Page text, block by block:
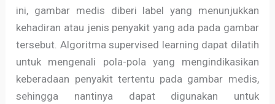
ini, gambar medis diberi label yang menunjukkan
kehadiran atau jenis penyakit yang ada pada gambar
tersebut. Algoritma supervised learning dapat dilatih
untuk mengenali pola-pola yang mengindikasikan
keberadaan penyakit tertentu pada gambar medis,
sehingga nantinya dapat digunakan untuk